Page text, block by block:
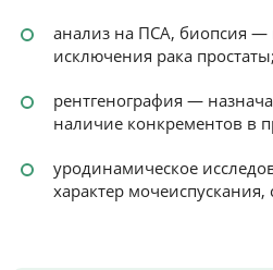
анализ на ПСА, биопсия —
исключения рака простаты;
рентгенография —
наличие конкрементов в
уродинамическое
характер мочеиспускания,